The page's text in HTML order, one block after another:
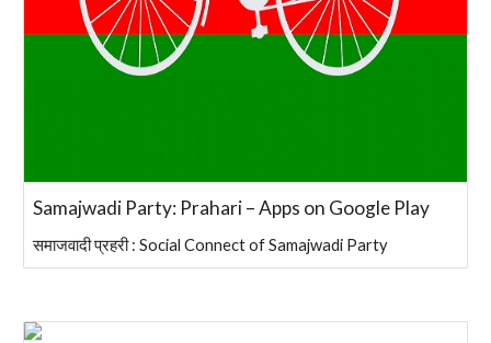
Samajwadi Party: Prahari – Apps on Google Play
समाजवादी प्रहरी : Social Connect of Samajwadi Party